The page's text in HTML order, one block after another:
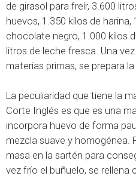
de girasol para freír, 3.600
huevos, 1.350 kilos de
chocolate negro, 1.000 kilos
litros de leche fresca. Una
materias primas, se prepara
La peculiaridad que tiene la
Corte Inglés es que es una
incorpora huevo de forma
mezcla suave y homogénea.
masa en la sartén para
vez frío el buñuelo, se rellena